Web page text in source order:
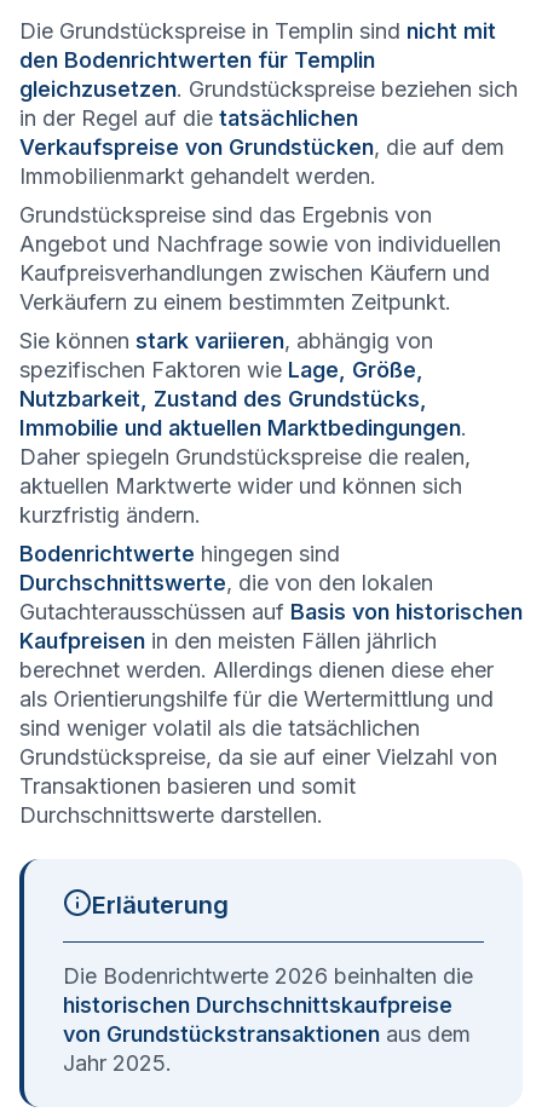
Die Grundstückspreise in Templin sind nicht mit
den Bodenrichtwerten für Templin
gleichzusetzen. Grundstückspreise beziehen sich
in der Regel auf die tatsächlichen
Verkaufspreise von Grundstücken, die auf dem
Immobilienmarkt gehandelt werden.
Grundstückspreise sind das Ergebnis von
Angebot und Nachfrage sowie von individuellen
Kaufpreisverhandlungen zwischen Käufern und
Verkäufern zu einem bestimmten Zeitpunkt.
Sie können stark variieren, abhängig von
spezifischen Faktoren wie Lage, Größe,
Nutzbarkeit, Zustand des Grundstücks,
Immobilie und aktuellen Marktbedingungen.
Daher spiegeln Grundstückspreise die realen,
aktuellen Marktwerte wider und können sich
kurzfristig ändern.
Bodenrichtwerte hingegen sind
Durchschnittswerte, die von den lokalen
Gutachterausschüssen auf Basis von historischen
Kaufpreisen in den meisten Fällen jährlich
berechnet werden. Allerdings dienen diese eher
als Orientierungshilfe für die Wertermittlung und
sind weniger volatil als die tatsächlichen
Grundstückspreise, da sie auf einer Vielzahl von
Transaktionen basieren und somit
Durchschnittswerte darstellen.
Erläuterung
Die Bodenrichtwerte 2026 beinhalten die
historischen Durchschnittskaufpreise
von Grundstückstransaktionen aus dem
Jahr 2025.